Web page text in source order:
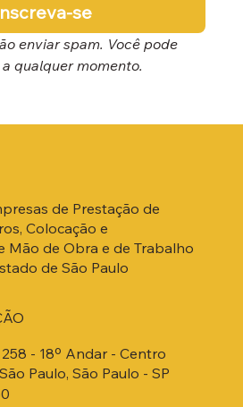
se
enviar spam. Você pode
qualquer momento.
de Prestação de
Colocação e
Mão de Obra e de Trabalho
de São Paulo
258 - 18º Andar - Centro
Paulo, São Paulo - SP